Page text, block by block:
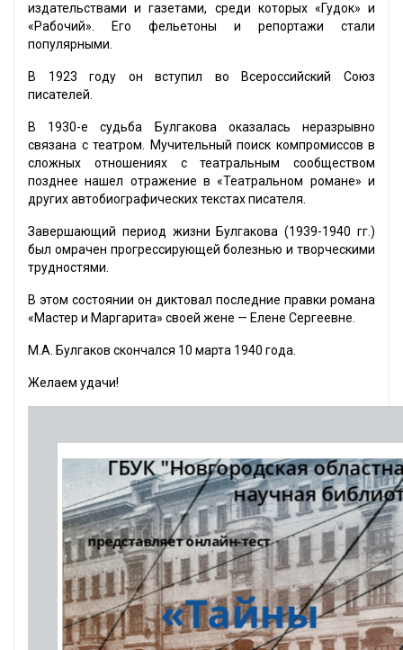
издательствами и газетами, среди которых «Гудок» и
«Рабочий». Его фельетоны и репортажи стали
популярными.
В 1923 году он вступил во Всероссийский Союз
писателей.
В 1930-е судьба Булгакова оказалась неразрывно
связана с театром. Мучительный поиск компромиссов в
сложных отношениях с театральным сообществом
позднее нашел отражение в «Театральном романе» и
других автобиографических текстах писателя.
Завершающий период жизни Булгакова (1939-1940 гг.)
был омрачен прогрессирующей болезнью и творческими
трудностями.
В этом состоянии он диктовал последние правки романа
«Мастер и Маргарита» своей жене — Елене Сергеевне.
М.А. Булгаков скончался 10 марта 1940 года.
Желаем удачи!